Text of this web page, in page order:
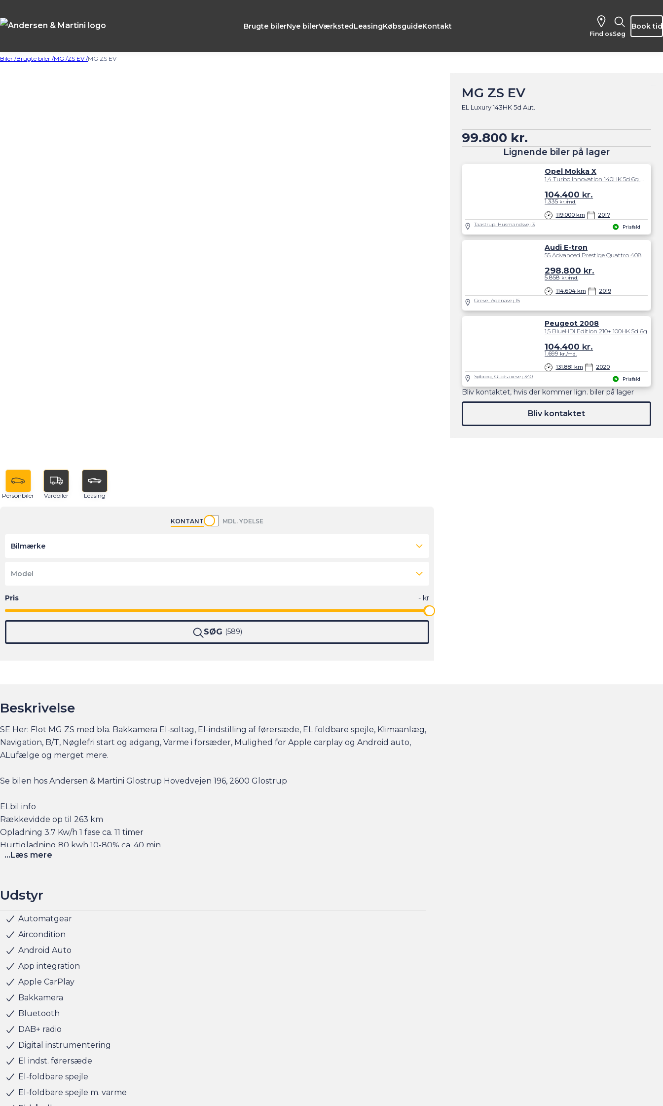
Brugte bilerNye bilerVærkstedLeasingKøbsguideKontakt
Find os Søg
Book tid
Biler /Brugte biler /MG /ZS EV /MG ZS EV
MG ZS EV
EL Luxury 143HK 5d Aut.
99.800 kr.
Lignende biler på lager
Prisfald
Opel Mokka X
119.000 km 2017
104.400 kr.
1.335 kr./md.
Taastrup, Husmandsvej 3
Audi E-tron
114.604 km 2019
298.800 kr.
5.858 kr./md.
Greve, Agenavej 15
Prisfald
Peugeot 2008
1,5 BlueHDi Edition 210+ 100HK 5d 6g
131.881 km 2020
104.400 kr.
1.699 kr./md.
Søborg, Gladsaxevej 340
Bliv kontaktet, hvis der kommer lign. biler på lager
Bliv kontaktet
Personbiler Varebiler Leasing
KONTANT MDL. YDELSE
Bilmærke
Model
SØG 589
Beskrivelse
SE Her: Flot MG ZS med bla. Bakkamera El-soltag, El-indstilling af førersæde, EL foldbare spejle, Klimaanlæg,
Navigation, B/T, Nøglefri start og adgang, Varme i forsæder, Mulighed for Apple carplay og Android auto,
ALufælge og merget mere.
Se bilen hos Andersen & Martini Glostrup Hovedvejen 196, 2600 Glostrup
ELbil info
Rækkevidde op til 263 km
Opladning 3.7 Kw/h 1 fase ca. 11 timer
Hurtigladning 80 kwh 10-80% ca. 40 min.
...Læs mere
Udstyr
Automatgear
Aircondition
Android Auto
App integration
Apple CarPlay
Bakkamera
Bluetooth
DAB+ radio
Digital instrumentering
El indst. førersæde
El-foldbare spejle
El-foldbare spejle m. varme
Fartpilot
Fjernbetjent centrallås
Håndfri telefon
Infocenter
Klimaanlæg
Kørecomputer
Navigation
Nøglefri døre
Nøglefri start
Parkeringssensor bag
Sædevarme for
USB stik
Alufælge
Fuld LED forlygter
LED kørelys
Metallak
Tonede ruder
Højdejusterbart førersæde
Kopholder
Kunstlæder
Læderrat
Airbag
ABS
Dæktrykssensor
ESP
Vejbaneassistent